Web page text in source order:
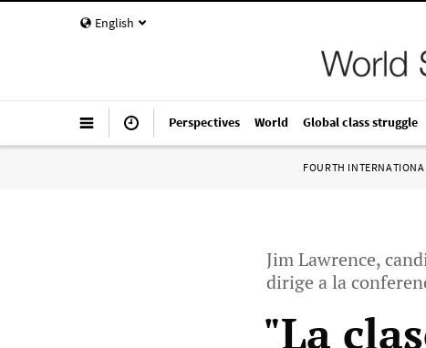
English
Perspectives World Global class struggle
FOURTH
Jim Lawrence,
dirige a la
"La